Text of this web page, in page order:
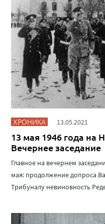
ХРОНИКА 13.05.2021
13 мая 1946 года на
Вечернее заседание
Главное на вечернем
мая: продолжение допроса
Трибуналу невиновность